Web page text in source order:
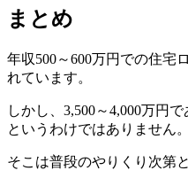
まとめ
年収500～600万円での住宅
れています。
しかし、3,500～4,000万円
というわけではありません。
そこは普段のやりくり次第